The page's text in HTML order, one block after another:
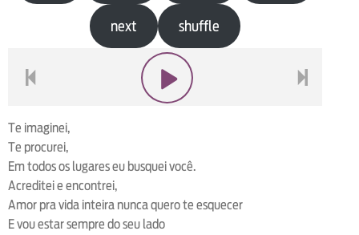
next shuffle
Te imaginei,
Te procurei,
Em todos os lugares eu busquei você.
Acreditei e encontrei,
Amor pra vida inteira nunca quero te esquecer
E vou estar sempre do seu lado